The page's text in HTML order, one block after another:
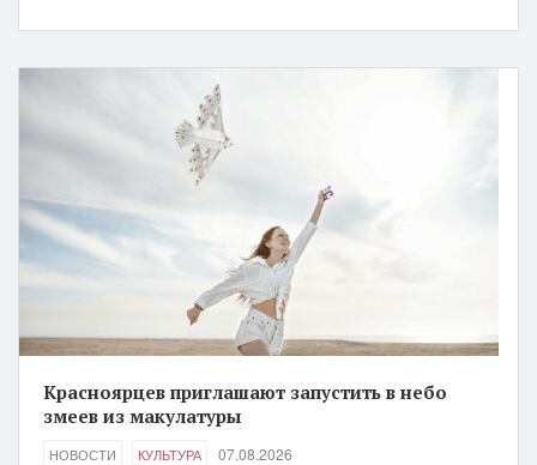
Красноярцев приглашают запустить в небо
змеев из макулатуры
НОВОСТИ КУЛЬТУРА 07.08.2026